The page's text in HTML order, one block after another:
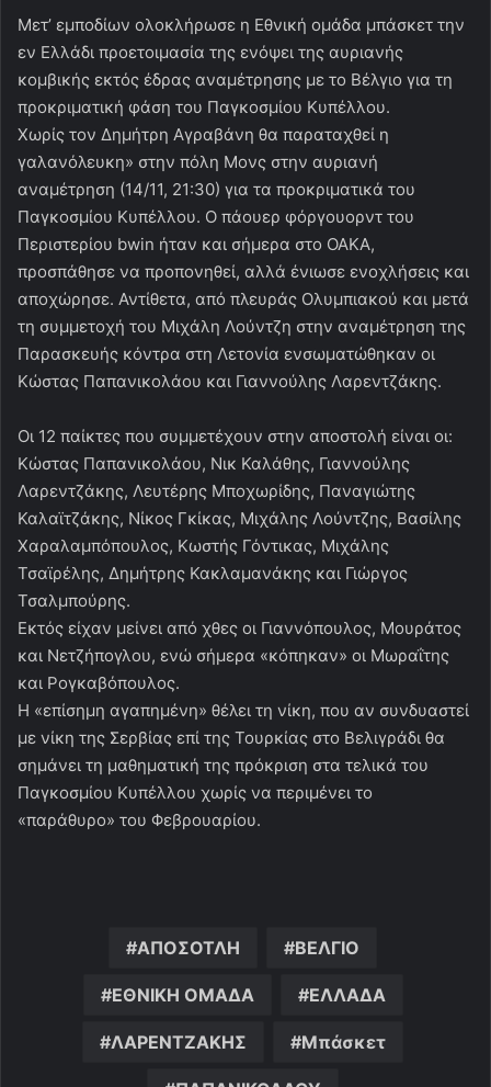
Μετ’ εμποδίων ολοκλήρωσε η Εθνική ομάδα μπάσκετ την
εν Ελλάδι προετοιμασία της ενόψει της αυριανής
κομβικής εκτός έδρας αναμέτρησης με το Βέλγιο για τη
προκριματική φάση του Παγκοσμίου Κυπέλλου.
Χωρίς τον Δημήτρη Αγραβάνη θα παραταχθεί η
γαλανόλευκη» στην πόλη Μονς στην αυριανή
αναμέτρηση (14/11, 21:30) για τα προκριματικά του
Παγκοσμίου Κυπέλλου. Ο πάουερ φόργουορντ του
Περιστερίου bwin ήταν και σήμερα στο ΟΑΚΑ,
προσπάθησε να προπονηθεί, αλλά ένιωσε ενοχλήσεις και
αποχώρησε. Αντίθετα, από πλευράς Ολυμπιακού και μετά
τη συμμετοχή του Μιχάλη Λούντζη στην αναμέτρηση της
Παρασκευής κόντρα στη Λετονία ενσωματώθηκαν οι
Κώστας Παπανικολάου και Γιαννούλης Λαρεντζάκης.
Οι 12 παίκτες που συμμετέχουν στην αποστολή είναι οι:
Κώστας Παπανικολάου, Νικ Καλάθης, Γιαννούλης
Λαρεντζάκης, Λευτέρης Μποχωρίδης, Παναγιώτης
Καλαϊτζάκης, Νίκος Γκίκας, Μιχάλης Λούντζης, Βασίλης
Χαραλαμπόπουλος, Κωστής Γόντικας, Μιχάλης
Τσαϊρέλης, Δημήτρης Κακλαμανάκης και Γιώργος
Τσαλμπούρης.
Εκτός είχαν μείνει από χθες οι Γιαννόπουλος, Μουράτος
και Νετζήπογλου, ενώ σήμερα «κόπηκαν» οι Μωραΐτης
και Ρογκαβόπουλος.
Η «επίσημη αγαπημένη» θέλει τη νίκη, που αν συνδυαστεί
με νίκη της Σερβίας επί της Τουρκίας στο Βελιγράδι θα
σημάνει τη μαθηματική της πρόκριση στα τελικά του
Παγκοσμίου Κυπέλλου χωρίς να περιμένει το
«παράθυρο» του Φεβρουαρίου.
ΑΠΟΣΟΤΛΗ ΒΕΛΓΙΟ
ΕΘΝΙΚΗ ΟΜΑΔΑ ΕΛΛΑΔΑ
ΛΑΡΕΝΤΖΑΚΗΣ Μπάσκετ